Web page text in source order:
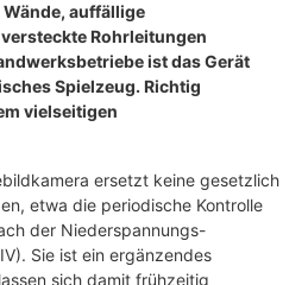
auffällige
Rohrleitungen
ist das Gerät
Spielzeug. Richtig
vielseitigen
ersetzt keine gesetzlich
etwa die periodische Kontrolle
der Niederspannungs-
Sie ist ein ergänzendes
sich damit frühzeitig